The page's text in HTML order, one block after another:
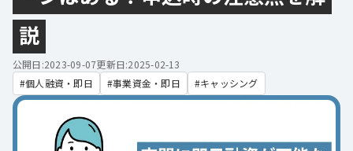
説
公開日:2023-09-07更新日:2025-02-13
個人融資・即日
事業資金・即日 キャッシング